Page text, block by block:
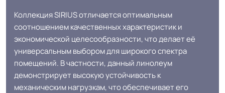
Группа истираемости Группа Т
Устойчивость к химии Отличная
Особенности
коллекции
Чипсовая структура
Коллекция SIRIUS отличается оптимальным
соотношением качественных характеристик и
экономической целесообразности, что делает её
универсальным выбором для широкого спектра
помещений. В частности, данный линолеум
демонстрирует высокую устойчивость к
механическим нагрузкам, что обеспечивает его